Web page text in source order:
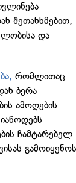
შეთანხმებით,
და
რომლითაც
ბერა
ამოღების
ჩამტარებელ
გამოიყენოს